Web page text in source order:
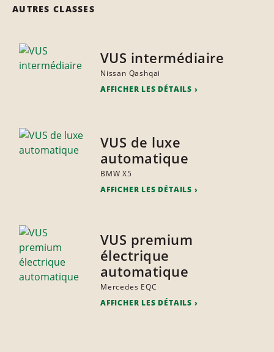
AUTRES CLASSES
VUS intermédiaire
Nissan Qashqai
AFFICHER LES DÉTAILS
VUS de luxe
automatique
BMW X5
AFFICHER LES DÉTAILS
VUS premium
électrique
automatique
Mercedes EQC
AFFICHER LES DÉTAILS